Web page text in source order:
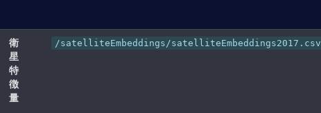
衛
星
特
徴
量
/satelliteEmbeddings/satelliteEmbeddings2017.csv